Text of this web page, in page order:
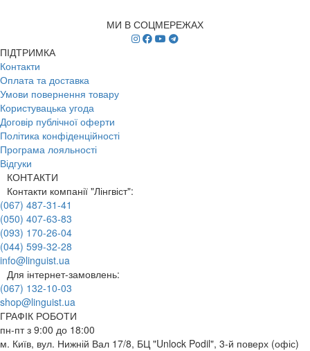
МИ В СОЦМЕРЕЖАХ
ПІДТРИМКА
Контакти
Оплата та доставка
Умови повернення товару
Користувацька угода
Договір публічної оферти
Політика конфіденційності
Програма лояльності
Відгуки
КОНТАКТИ
Контакти компанії "Лінгвіст":
(067) 487-31-41
(050) 407-63-83
(093) 170-26-04
(044) 599-32-28
info@linguist.ua
Для інтернет-замовлень:
(067) 132-10-03
shop@linguist.ua
ГРАФІК РОБОТИ
пн-пт з 9:00 до 18:00
м. Київ, вул. Нижній Вал 17/8, БЦ "Unlock Podil", 3-й поверх (офіс)